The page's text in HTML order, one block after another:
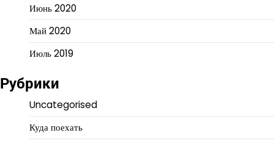
Июнь 2020
Май 2020
Июль 2019
Рубрики
Uncategorised
Куда поехать